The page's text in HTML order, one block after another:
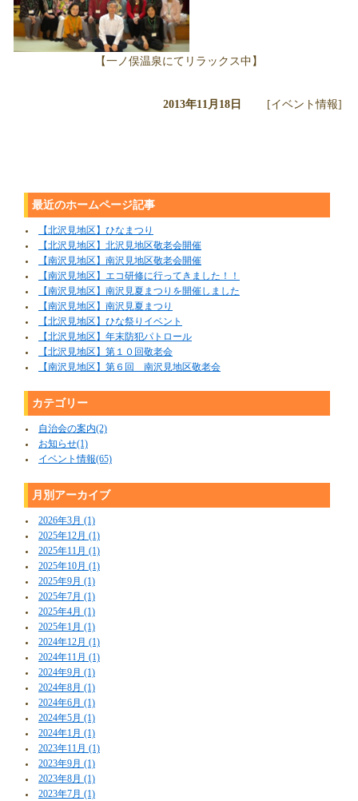
【一ノ俣温泉にてリラックス中】
2013年11月18日 [イベント情報]
最近のホームページ記事
【北沢見地区】ひなまつり
【北沢見地区】北沢見地区敬老会開催
【南沢見地区】南沢見地区敬老会開催
【南沢見地区】エコ研修に行ってきました！！
【南沢見地区】南沢見夏まつりを開催しました
【南沢見地区】南沢見夏まつり
【北沢見地区】ひな祭りイベント
【北沢見地区】年末防犯パトロール
【北沢見地区】第１０回敬老会
【南沢見地区】第６回 南沢見地区敬老会
カテゴリー
自治会の案内(2)
お知らせ(1)
イベント情報(65)
月別アーカイブ
2026年3月 (1)
2025年12月 (1)
2025年11月 (1)
2025年10月 (1)
2025年9月 (1)
2025年7月 (1)
2025年4月 (1)
2025年1月 (1)
2024年12月 (1)
2024年11月 (1)
2024年9月 (1)
2024年8月 (1)
2024年6月 (1)
2024年5月 (1)
2024年1月 (1)
2023年11月 (1)
2023年9月 (1)
2023年8月 (1)
2023年7月 (1)